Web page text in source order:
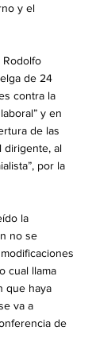
y el
Rodolfo
de 24
contra la
y en
de las
dirigente, al
por la
la
no se
cual llama
que haya
va a
de